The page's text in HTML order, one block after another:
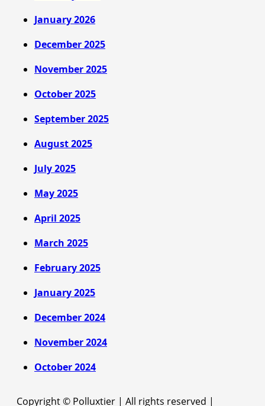
January 2026
December 2025
November 2025
October 2025
September 2025
August 2025
July 2025
May 2025
April 2025
March 2025
February 2025
January 2025
December 2024
November 2024
October 2024
Copyright © Polluxtier | All rights reserved |